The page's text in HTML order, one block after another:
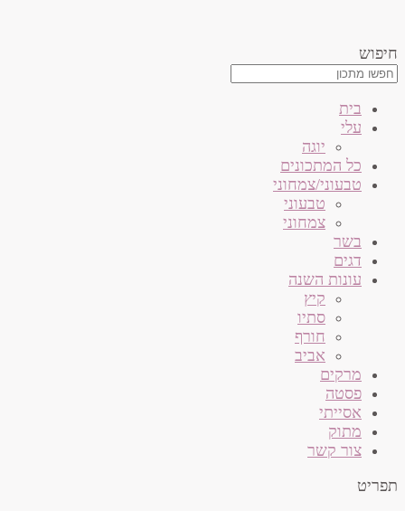
חיפוש
בית
עלי
יוגה
כל המתכונים
טבעוני/צמחוני
טבעוני
צמחוני
בשר
דגים
עונות השנה
קיץ
סתיו
חורף
אביב
מרקים
פסטה
אסייתי
מתוק
צור קשר
תפריט